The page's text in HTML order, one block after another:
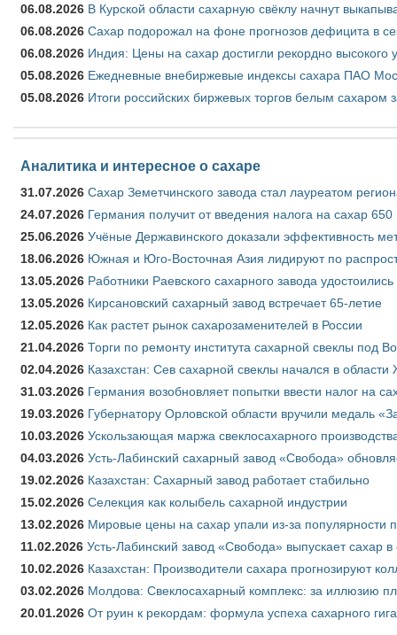
06.08.2026 В Курской области сахарную свёклу начнут
06.08.2026 Сахар подорожал на фоне прогнозов дефицита в
06.08.2026 Индия: Цены на сахар достигли рекордно высокого
05.08.2026 Ежедневные внебиржевые индексы сахара ПАО
05.08.2026 Итоги российских биржевых торгов белым сахаром
Аналитика и интересное о сахаре
31.07.2026 Сахар Земетчинского завода стал лауреатом
24.07.2026 Германия получит от введения налога на сахар
25.06.2026 Учёные Державинского доказали эффективность
18.06.2026 Южная и Юго-Восточная Азия лидируют по
13.05.2026 Работники Раевского сахарного завода удостоились
13.05.2026 Кирсановский сахарный завод встречает 65-летие
12.05.2026 Как растет рынок сахарозаменителей в России
21.04.2026 Торги по ремонту института сахарной свеклы под
02.04.2026 Казахстан: Сев сахарной свеклы начался в области
31.03.2026 Германия возобновляет попытки ввести налог на
19.03.2026 Губернатору Орловской области вручили медаль
10.03.2026 Ускользающая маржа свеклосахарного
04.03.2026 Усть-Лабинский сахарный завод «Свобода»
19.02.2026 Казахстан: Сахарный завод работает стабильно
15.02.2026 Селекция как колыбель сахарной индустрии
13.02.2026 Мировые цены на сахар упали из-за популярности
11.02.2026 Усть-Лабинский завод «Свобода» выпускает сахар в
10.02.2026 Казахстан: Производители сахара прогнозируют
03.02.2026 Молдова: Свеклосахарный комплекс: за иллюзию
20.01.2026 От руин к рекордам: формула успеха сахарного